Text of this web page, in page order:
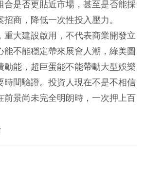
合是否更貼近市場，甚至是否能採
商，降低一次性投入壓力。
重大建設啟用，不代表商業開發立
能不能穩定帶來展會人潮，綠美圖
動能，超巨蛋能不能帶動大型娛樂
時間驗證。投資人現在不是不相信
前景尚未完全明朗時，一次押上百